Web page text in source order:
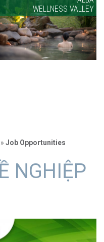
WELLNESS VALLEY
» Job Opportunities
NGHIỆP